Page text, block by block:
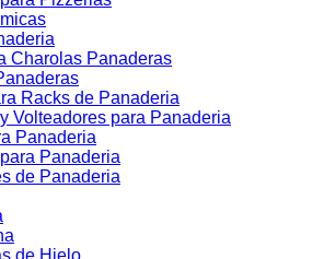
Charolas Panaderas
Racks de Panaderia
Volteadores para Panaderia
Panaderia
Panaderia
de Panaderia
de Hielo